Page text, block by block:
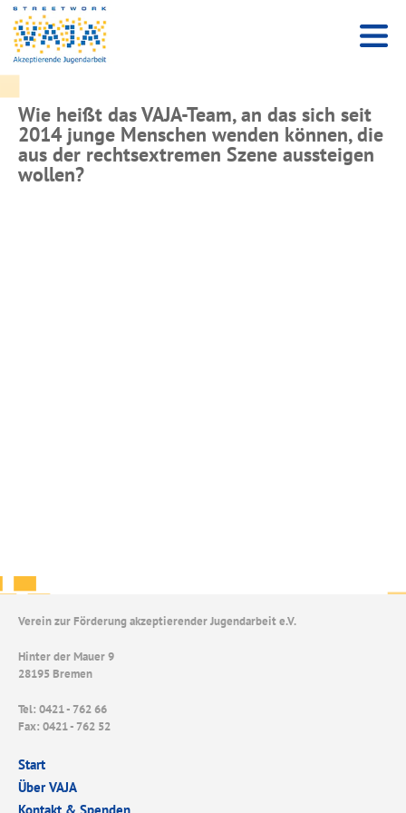
Wie heißt das VAJA-Team, an das sich seit
2014 junge Menschen wenden können, die
aus der rechtsextremen Szene aussteigen
wollen?
Verein zur Förderung akzeptierender Jugendarbeit e.V.
Hinter der Mauer 9
28195 Bremen
Tel: 0421 - 762 66
Fax: 0421 - 762 52
Start
Über VAJA